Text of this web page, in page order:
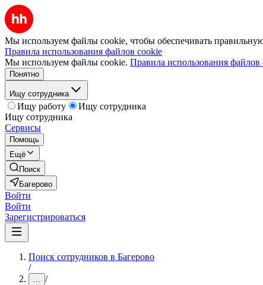
Мы используем файлы cookie, чтобы обеспечивать
Правила использования файлов cookie
Мы используем файлы cookie. Правила использования файлов
Понятно
Ищу сотрудника
Ищу работу
Ищу сотрудника
Ищу сотрудника
Сервисы
Помощь
Ещё
Поиск
Багерово
Войти
Войти
Зарегистрироваться
Поиск сотрудников в Багерово
/
... /